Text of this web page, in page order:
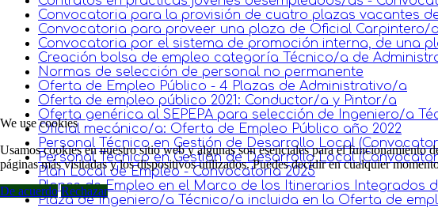
Convocatoria para la provisión de cuatro plazas vacantes
Convocatoria para proveer una plaza de Oficial Carpintero/
Convocatoria por el sistema de promoción interna, de una
Creación bolsa de empleo categoría Técnico/a de
Normas de selección de personal no permanente
Oferta de Empleo Público - 4 Plazas de Administrativo/a
Oferta de empleo público 2021: Conductor/a y Pintor/a
Oferta genérica al SEPEPA para selección de Ingeniero/a
Oficial mecánico/a: Oferta de Empleo Público año 2022
Personal Técnico en Gestión de Desarrollo Local
Personal Técnico en Gestión de Desarrollo Local
Plan Local de Empleo - Convocatoria 2025
Planes de Empleo en el Marco de los Itinerarios Integrados
Plaza de Ingeniero/a Técnico/a incluida en la Oferta de
We use cookies
Usamos cookies en nuestro sitio web y algunas son esenciales para el
páginas más visitadas y los dispositivos utilizados. Puedes decidir en cualquier
De acuerdo Rechazar